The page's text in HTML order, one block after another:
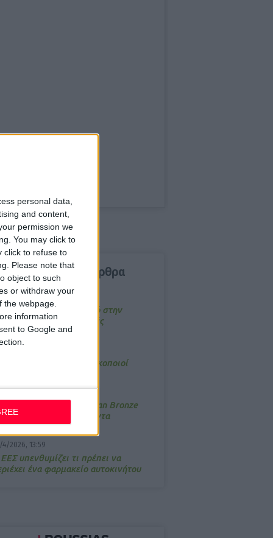
personal data,
and content,
permission we
You may click to
click to refuse to
Please note that
object to such
or withdraw your
the webpage.
information
to Google and
δημοφιλέστερα άρθρα
Αποτελεσματικό στην
από τις εμβοές
θρανία ξανά οι φαρμακοποιοί
Η συλλογή Aegean Bronze
δύο νέα προϊόντα
4/2026, 13:59
υπενθυμίζει τι πρέπει να
ένα φαρμακείο αυτοκινήτου